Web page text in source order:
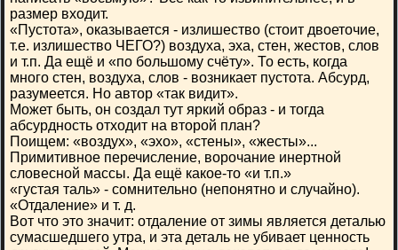
размер входит.
«Пустота», оказывается - излишество (стоит двоеточие,
т.е. излишество ЧЕГО?) воздуха, эха, стен, жестов, слов
и т.п. Да ещё и «по большому счёту». То есть, когда
много стен, воздуха, слов - возникает пустота. Абсурд,
разумеется. Но автор «так видит».
Может быть, он создал тут яркий образ - и тогда
абсурдность отходит на второй план?
Поищем: «воздух», «эхо», «стены», «жесты»...
Примитивное перечисление, ворочание инертной
словесной массы. Да ещё какое-то «и т.п.»
«густая таль» - сомнительно (непонятно и случайно).
«Отдаление» и т. д.
Вот что это значит: отдаление от зимы является деталью
сумасшедшего утра, и эта деталь не убивает ценность